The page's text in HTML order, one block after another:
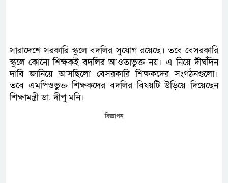
সারাদেশে সরকারি স্কুলে বদলির সুযোগ রয়েছে। তবে বেসরকারি
স্কুলে কোনো শিক্ষকই বদলির আওতাভুক্ত নয়। এ নিয়ে দীর্ঘদিন
দাবি জানিয়ে আসছিলো বেসরকারি শিক্ষকদের সংগঠনগুলো।
তবে এমপিওভুক্ত শিক্ষকদের বদলির বিষয়টি উড়িয়ে দিয়েছেন
শিক্ষামন্ত্রী ডা. দীপু মনি।
বিজ্ঞাপন